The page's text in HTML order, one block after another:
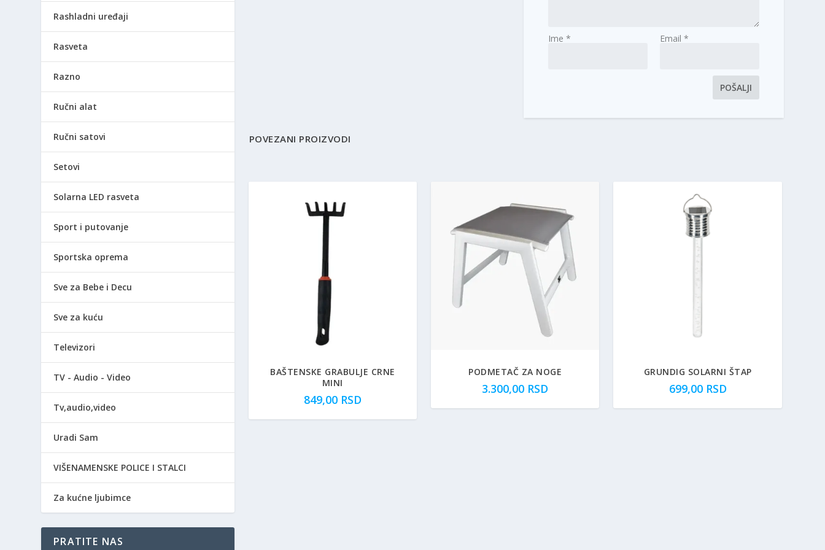
Ime* Email*
POVEZANI PROIZVODI
BAŠTENSKE GRABULJE CRNE
MINI
849,00 RSD
PODMETAČ ZA NOGE
3.300,00 RSD
GRUNDIG SOLARNI ŠTAP
699,00 RSD
Rashladni uređaji
Rasveta
Razno
Ručni alat
Ručni satovi
Setovi
Solarna LED rasveta
Sport i putovanje
Sportska oprema
Sve za Bebe i Decu
Sve za kuću
Televizori
TV - Audio - Video
Tv,audio,video
Uradi Sam
VIŠENAMENSKE POLICE I STALCI
Za kućne ljubimce
PRATITE NAS